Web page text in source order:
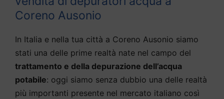
Coreno Ausonio
In Italia e nella tua città a Coreno Ausonio siamo
stati una delle prime realtà nate nel campo del
trattamento e della depurazione dell’acqua
potabile: oggi siamo senza dubbio una delle realtà
più importanti presente nel mercato italiano così